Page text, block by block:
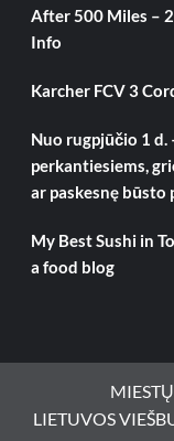
After 500 Miles –
Info
Karcher FCV 3
Nuo rugpjūčio 1 d.
perkantiesiems,
ar paskesnę būsto
My Best Sushi in
a food blog
LIETUVOS